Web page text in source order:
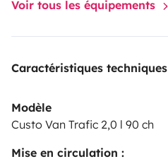
Voir tous les équipements
Caractéristiques techniques
Modèle
Custo Van Trafic 2,0 l 90 ch
Mise en circulation :